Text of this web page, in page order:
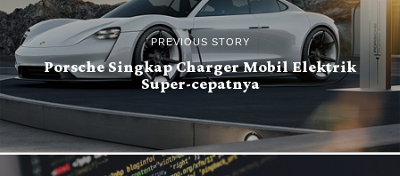
PREVIOUS STORY
Porsche Singkap Charger Mobil Elektrik
Super-cepatnya